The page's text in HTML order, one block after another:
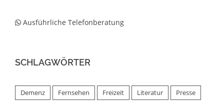
Ausführliche Telefonberatung
SCHLAGWÖRTER
Demenz Fernsehen Freizeit Literatur Presse